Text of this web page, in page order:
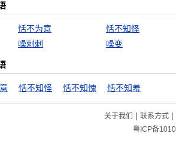
恬不为意
恬不知怪
噪剌剌 噪变
恬不知怪 恬不知愧 恬不知羞
关于我们 | 联系方式|
粤ICP备